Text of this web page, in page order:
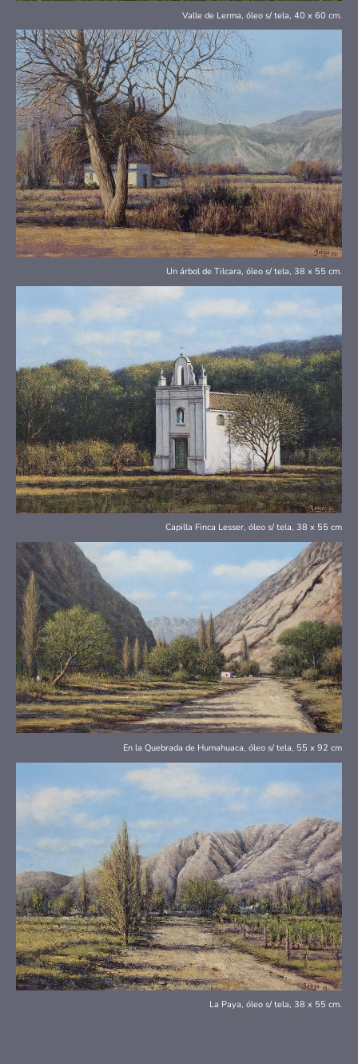
Valle de Lerma, óleo s/ tela, 40 x 60 cm.
Un árbol de Tilcara, óleo s/ tela, 38 x 55 cm.
Capilla Finca Lesser, óleo s/ tela, 38 x 55 cm
En la Quebrada de Humahuaca, óleo s/ tela, 55 x 92 cm
La Paya, óleo s/ tela, 38 x 55 cm.